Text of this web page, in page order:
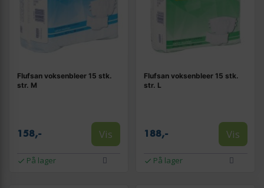
Flufsan voksenbleer 15 stk.
str. M
158,- Vis
På lager
Flufsan voksenbleer 15 stk.
str. L
188,- Vis
På lager